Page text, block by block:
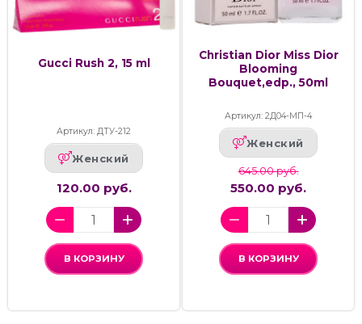
Gucci Rush 2, 15 ml
Артикул: ДТУ-212
Женский
120.00 руб.
В КОРЗИНУ
Christian Dior Miss Dior
Blooming
Bouquet,edp., 50ml
Артикул: 2Д04-МП-4
Женский
645.00 руб.
550.00 руб.
В КОРЗИНУ